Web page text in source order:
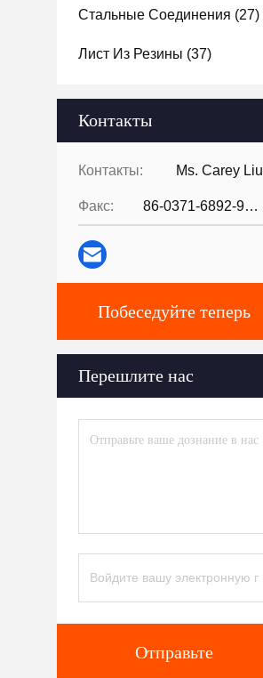
Стальные Соединения (27)
Лист Из Резины (37)
Контакты
Контакты: Ms. Carey Liu
Факс: 86-0371-6892-9024
Побеседуйте теперь
Перешлите нас
Отправьте